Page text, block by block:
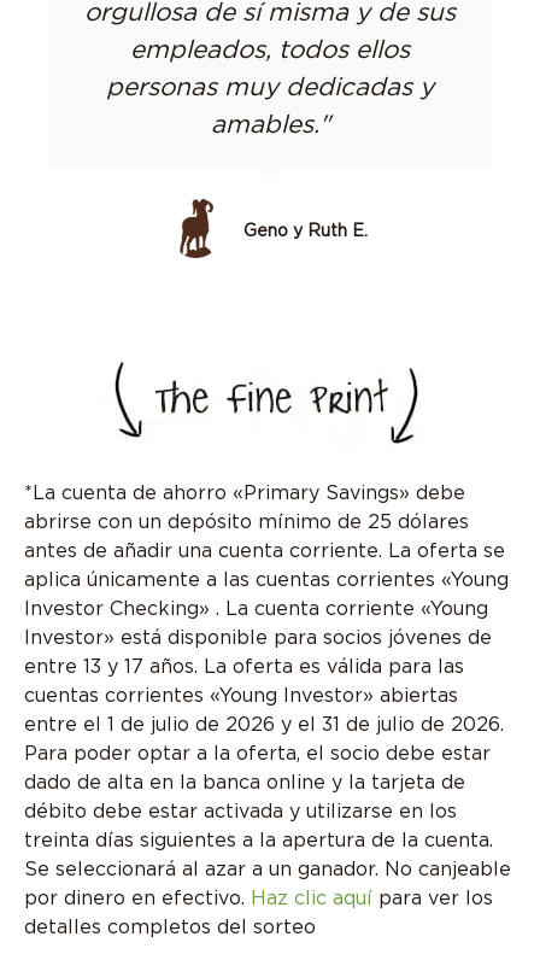
orgullosa de sí misma y de sus
empleados, todos ellos
personas muy dedicadas y
amables."
Geno y Ruth E.
*La cuenta de ahorro «Primary Savings» debe
abrirse con un depósito mínimo de 25 dólares
antes de añadir una cuenta corriente. La oferta se
aplica únicamente a las cuentas corrientes «Young
Investor Checking» . La cuenta corriente «Young
Investor» está disponible para socios jóvenes de
entre 13 y 17 años. La oferta es válida para las
cuentas corrientes «Young Investor» abiertas
entre el 1 de julio de 2026 y el 31 de julio de 2026.
Para poder optar a la oferta, el socio debe estar
dado de alta en la banca online y la tarjeta de
débito debe estar activada y utilizarse en los
treinta días siguientes a la apertura de la cuenta.
Se seleccionará al azar a un ganador. No canjeable
por dinero en efectivo. Haz clic aquí para ver los
detalles completos del sorteo